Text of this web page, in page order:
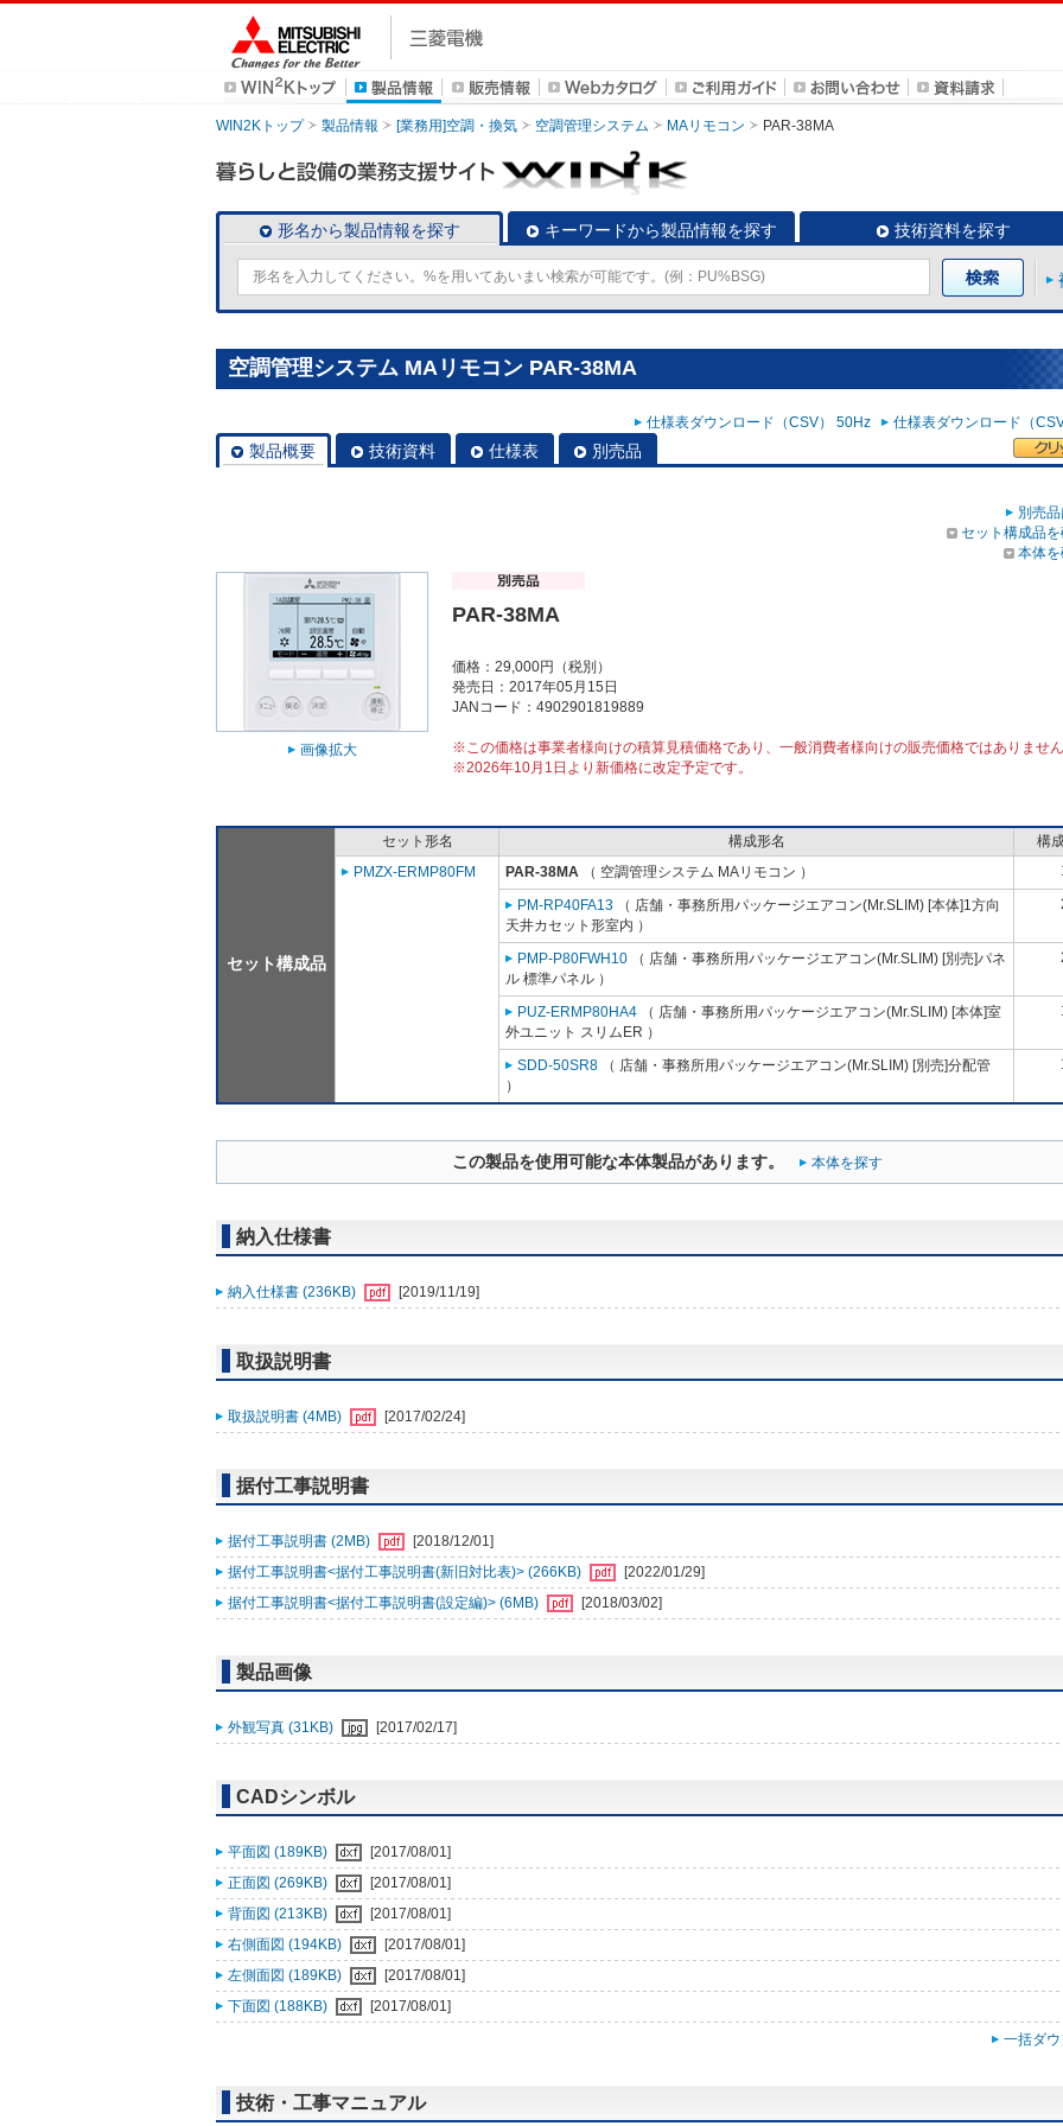
WIN2Kトップ 製品情報 [業務用]空調・換気 空調管理システム MAリモコン PAR-38MA
形名から製品情報を探す キーワードから製品情報を探す 技術資料を探す
空調管理システム MAリモコン PAR-38MA
仕様表ダウンロード（CSV） 50Hz 仕様表ダウンロード（
製品概要 技術資料 仕様表 別売品
別売
セット構成品
本体
画像拡大
PAR-38MA
価格：29,000円（税別）
発売日：2017年05月15日
JANコード：4902901819889
※この価格は事業者様向けの積算見積価格であり、一般消費者様向けの販売価格ではありませ
※2026年10月1日より新価格に改定予定です。
セット構成品
セット形名 構成形名
構
PMZX-ERMP80FM
PAR-38MA （ 空調管理システム MAリモコン ）
PM-RP40FA13 （ 店舗・事務所用パッケージエアコン(Mr.SLIM) [本体]1方向
天井カセット形室内 ）
PMP-P80FWH10 （ 店舗・事務所用パッケージエアコン(Mr.SLIM) [別売]パネ
ル 標準パネル ）
PUZ-ERMP80HA4 （ 店舗・事務所用パッケージエアコン(Mr.SLIM) [本体]室
外ユニット スリムER ）
SDD-50SR8 （ 店舗・事務所用パッケージエアコン(Mr.SLIM) [別売]分配管
）
この製品を使用可能な本体製品があります。 本体を探す
納入仕様書
納入仕様書 (236KB) [2019/11/19]
取扱説明書
取扱説明書 (4MB) [2017/02/24]
据付工事説明書
据付工事説明書 (2MB)
[2018/12/01]
据付工事説明書<据付工事説明書(新旧対比表)> (266KB)
[2022/01/29]
据付工事説明書<据付工事説明書(設定編)> (6MB)
[2018/03/02]
製品画像
外観写真 (31KB) [2017/02/17]
CADシンボル
平面図 (189KB)
[2017/08/01]
正面図 (269KB)
[2017/08/01]
背面図 (213KB)
[2017/08/01]
右側面図 (194KB)
[2017/08/01]
左側面図 (189KB)
[2017/08/01]
下面図 (188KB)
[2017/08/01]
一括ダ
技術・工事マニュアル